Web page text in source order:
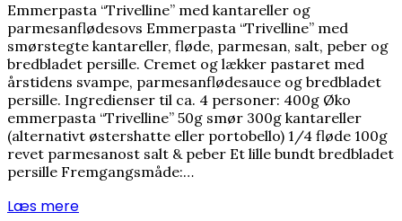
Emmerpasta “Trivelline” med kantareller og
parmesanflødesovs Emmerpasta “Trivelline” med
smørstegte kantareller, fløde, parmesan, salt, peber og
bredbladet persille. Cremet og lækker pastaret med
årstidens svampe, parmesanflødesauce og bredbladet
persille. Ingredienser til ca. 4 personer: 400g Øko
emmerpasta “Trivelline” 50g smør 300g kantareller
(alternativt østershatte eller portobello) 1/4 fløde 100g
revet parmesanost salt & peber Et lille bundt bredbladet
persille Fremgangsmåde:…
Læs mere